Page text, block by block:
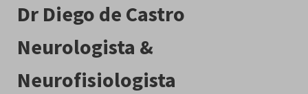
Dr Diego de Castro
Neurologista &
Neurofisiologista